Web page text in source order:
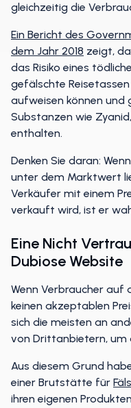
gleichzeitig die
Ein Bericht des
dem Jahr 2018 zeigt,
das Risiko eines
gefälschte
aufweisen können und
Substanzen wie
enthalten.
Denken Sie daran:
unter dem Marktwert
Verkäufer mit einem
verkauft wird, ist er
Eine Nicht
Dubiose Website
Wenn Verbraucher auf
keinen akzeptablen
sich die meisten an
von Drittanbietern, um
Aus diesem Grund
einer Brutstätte für
ihren eigenen